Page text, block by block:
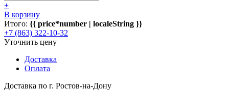
+
В корзину
Итого: {{ price*number | localeString }}
+7 (863) 322-10-32
Уточнить цену
Доставка
Оплата
Доставка по г. Ростов-на-Дону